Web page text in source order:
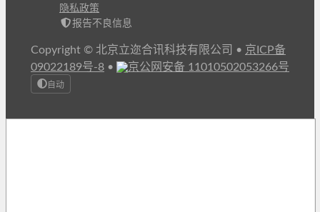
隐私政策
报告不良信息
Copyright © 北京立迩合讯科技有限公司 • 京ICP备
09022189号-8 • 京公网安备 11010502053266号
自动